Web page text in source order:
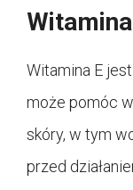
Witamina E
może pomóc
skóry, w tym
przed